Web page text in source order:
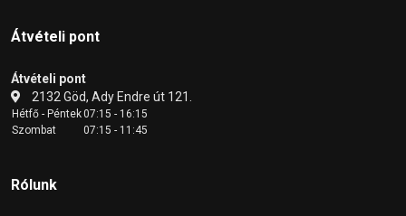
Átvételi pont
Átvételi pont
2132 Göd, Ady Endre út 121.
Hétfő - Péntek07:15 - 16:15
Szombat
07:15 - 11:45
Rólunk